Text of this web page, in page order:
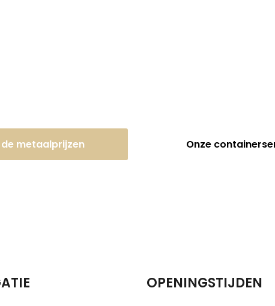
de metaalprijzen Onze
OPENINGSTIJDEN